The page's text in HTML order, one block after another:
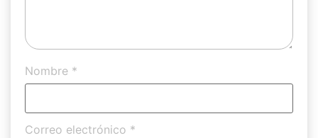
Nombre *
Correo electrónico *